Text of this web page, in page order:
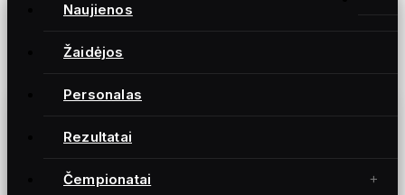
Naujienos
Žaidėjos
Personalas
Rezultatai
Čempionatai
Įrašai
Home
Gintra naujienos